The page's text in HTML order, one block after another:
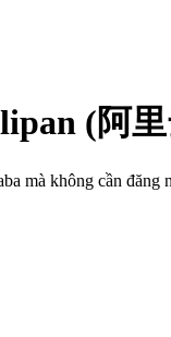
(阿
mà không cần đăng